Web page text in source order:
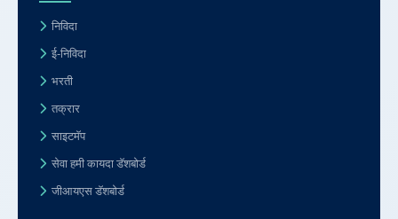
निविदा
ई-निविदा
भरती
तक्रार
साइटमॅप
सेवा हमी कायदा डॅशबोर्ड
जीआयएस डॅशबोर्ड